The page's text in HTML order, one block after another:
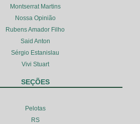
Montserrat Martins
Nossa Opinião
Rubens Amador Filho
Said Anton
Sérgio Estanislau
Vivi Stuart
SEÇÕES
Pelotas
RS